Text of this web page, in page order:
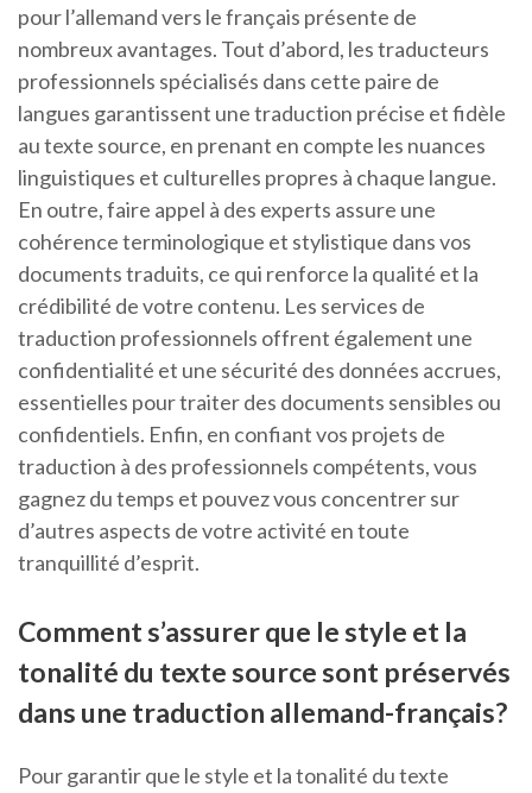
pour l’allemand vers le français présente de
nombreux avantages. Tout d’abord, les traducteurs
professionnels spécialisés dans cette paire de
langues garantissent une traduction précise et fidèle
au texte source, en prenant en compte les nuances
linguistiques et culturelles propres à chaque langue.
En outre, faire appel à des experts assure une
cohérence terminologique et stylistique dans vos
documents traduits, ce qui renforce la qualité et la
crédibilité de votre contenu. Les services de
traduction professionnels offrent également une
confidentialité et une sécurité des données accrues,
essentielles pour traiter des documents sensibles ou
confidentiels. Enfin, en confiant vos projets de
traduction à des professionnels compétents, vous
gagnez du temps et pouvez vous concentrer sur
d’autres aspects de votre activité en toute
tranquillité d’esprit.
Comment s’assurer que le style et la
tonalité du texte source sont préservés
dans une traduction allemand-français?
Pour garantir que le style et la tonalité du texte